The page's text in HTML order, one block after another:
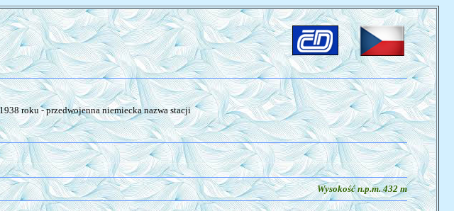
roku - przedwojenna niemiecka nazwa stacji
Wysokość n.p.m. 432 m